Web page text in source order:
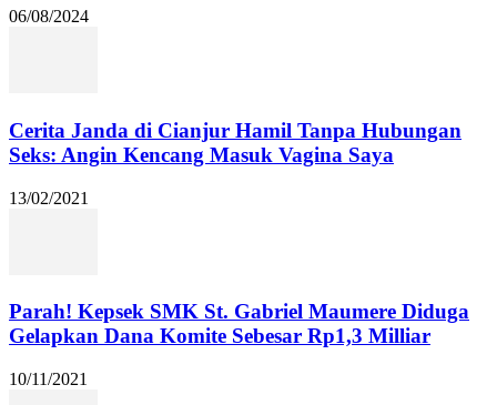
06/08/2024
Cerita Janda di Cianjur Hamil Tanpa Hubungan
Seks: Angin Kencang Masuk Vagina Saya
13/02/2021
Parah! Kepsek SMK St. Gabriel Maumere Diduga
Gelapkan Dana Komite Sebesar Rp1,3 Milliar
10/11/2021